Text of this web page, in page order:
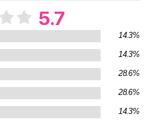
령은 “이런 사랑, 모두 꺼내어
진 마음 한구석에서도 한송
한다. 결국 다시 사랑에 서툰
끌어안으며 연민한다. 멈추려
을
의 결혼생활을 거쳐온 누군가
언가로부터 벗어나기 위한
5.7
14.3%
14.3%
28.6%
28.6%
14.3%